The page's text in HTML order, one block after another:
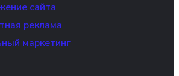
сайта
реклама
маркетинг